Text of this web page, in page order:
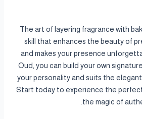
The art of layering fragrance with
skill that enhances the beauty of
and makes your presence
Oud, you can build your own
your personality and suits the
Start today to experience the
the magic of